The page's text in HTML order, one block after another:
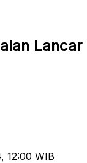
Lancar
12:00 WIB